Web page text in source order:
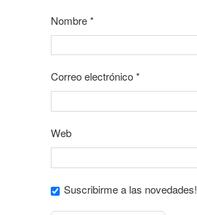
Nombre*
Correo electrónico*
Web
Suscribirme a las novedades!